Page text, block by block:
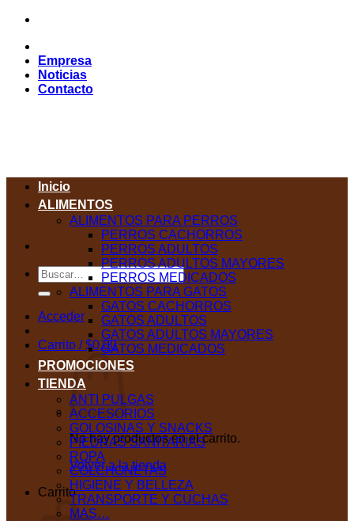
Saltar
contenido
Empresa
Noticias
Contacto
Buscar
por:
Acceder
Carrito /$0,00
No hay productos en el carrito.
Volver a la tienda
Carrito
Inicio
ALIMENTOS
ALIMENTOS PARA PERROS
PERROS CACHORROS
PERROS ADULTOS
PERROS ADULTOS MAYORES
PERROS MEDICADOS
ALIMENTOS PARA GATOS
GATOS CACHORROS
GATOS ADULTOS
GATOS ADULTOS MAYORES
GATOS MEDICADOS
PROMOCIONES
TIENDA
ANTI PULGAS
ACCESORIOS
GOLOSINAS Y SNACKS
PIEDRAS SANITARIAS
ROPA
COLCHONETAS
HIGIENE Y BELLEZA
TRANSPORTE Y CUCHAS
MAS…